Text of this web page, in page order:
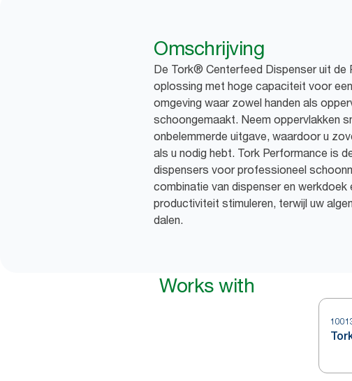
Omschrijving
De Tork® Centerfeed Dispenser uit de
oplossing met hoge capaciteit voor
omgeving waar zowel handen als
schoongemaakt. Neem oppervlakken
onbelemmerde uitgave, waardoor u
als u nodig hebt. Tork Performance is
dispensers voor professioneel
combinatie van dispenser en werkdoek
productiviteit stimuleren, terwijl uw
dalen.
Works with